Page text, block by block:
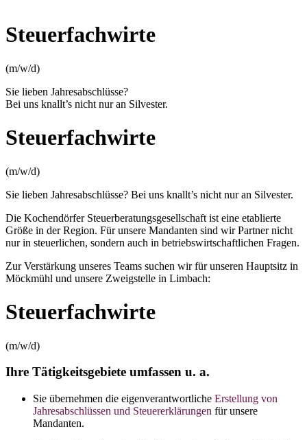
Steuer­fachwirte
(m/w/d)
Sie lieben Jahresabschlüsse?
Bei uns knallt’s nicht nur an Silvester.
Steuer­fachwirte
(m/w/d)
Sie lieben Jahres­abschlüsse? Bei uns knallt’s nicht nur an Silvester.
Die Kochendörfer Steuerberatungs­gesellschaft ist eine etablierte
Größe in der Region. Für unsere Mandanten sind wir Partner nicht
nur in steuerlichen, sondern auch in betriebs­wirtschaftlichen Fragen.
Zur Verstärkung unseres Teams suchen wir für unseren Hauptsitz in
Möckmühl und unsere Zweigstelle in Limbach:
Steuer­fachwirte
(m/w/d)
Ihre Tätigkeitsgebiete umfassen u. a.
Sie übernehmen die eigen­verantwortliche Erstellung von
Jahres­abschlüssen und Steuer­erklärungen für unsere
Mandanten.